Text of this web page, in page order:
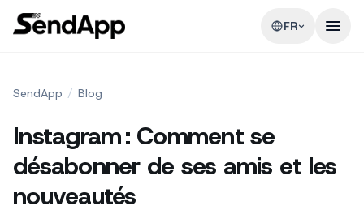
FR
SendApp / Blog
Instagram : Comment se
désabonner de ses amis et les
nouveautés